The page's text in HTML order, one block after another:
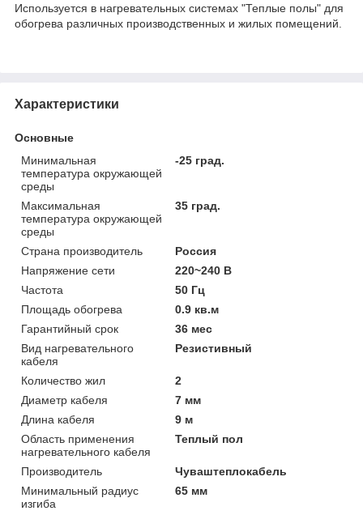
Используется в нагревательных системах "Теплые полы" для
обогрева различных производственных и жилых помещений.
Характеристики
Основные
Минимальная
температура окружающей
среды
-25 град.
Максимальная
температура окружающей
среды
35 град.
Страна производитель
Россия
Напряжение сети
220~240 В
Частота
50 Гц
Площадь обогрева
0.9 кв.м
Гарантийный срок
36 мес
Вид нагревательного
кабеля
Резистивный
Количество жил
2
Диаметр кабеля
7 мм
Длина кабеля
9 м
Область применения
нагревательного кабеля
Теплый пол
Производитель
Чуваштеплокабель
Минимальный радиус
изгиба
65 мм